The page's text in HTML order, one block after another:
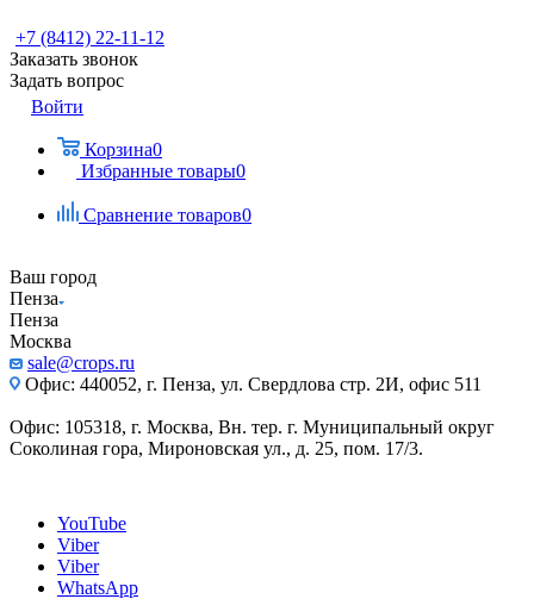
+7 (8412) 22-11-12
Заказать звонок
Задать вопрос
Войти
Корзина0
Избранные товары0
Сравнение товаров0
Ваш город
Пенза
Пенза
Москва
sale@crops.ru
Офис: 440052, г. Пенза, ул. Свердлова стр. 2И, офис 511
Офис: 105318, г. Москва, Вн. тер. г. Муниципальный округ
Соколиная гора, Мироновская ул., д. 25, пом. 17/3.
YouTube
Viber
Viber
WhatsApp